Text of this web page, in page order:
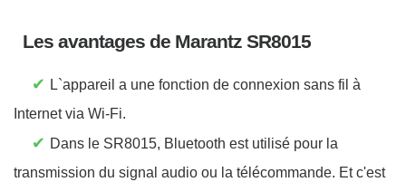
Les avantages de Marantz SR8015
✔ L`appareil a une fonction de connexion sans fil à
Internet via Wi-Fi.
✔ Dans le SR8015, Bluetooth est utilisé pour la
transmission du signal audio ou la télécommande. Et c'est